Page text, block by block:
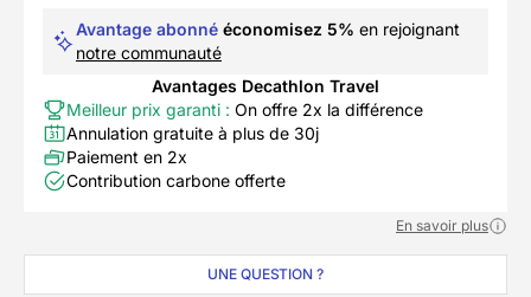
Avantage abonné économisez 5% en rejoignant
notre communauté
Avantages Decathlon Travel
Meilleur prix garanti : On offre 2x la différence
Annulation gratuite à plus de 30j
Paiement en 2x
Contribution carbone offerte
En savoir plus
UNE QUESTION ?